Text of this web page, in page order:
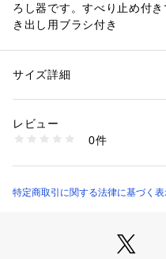
ろし器です。すべり止め付
き出し用ブラシ付き
性別：レディース
品・キッチン雑貨
ポリプロピレン
生産国：日本製
17DCD18 （ショップ）
サイズ詳細
レビュー
0件
特定商取引に関する法律に基づく表